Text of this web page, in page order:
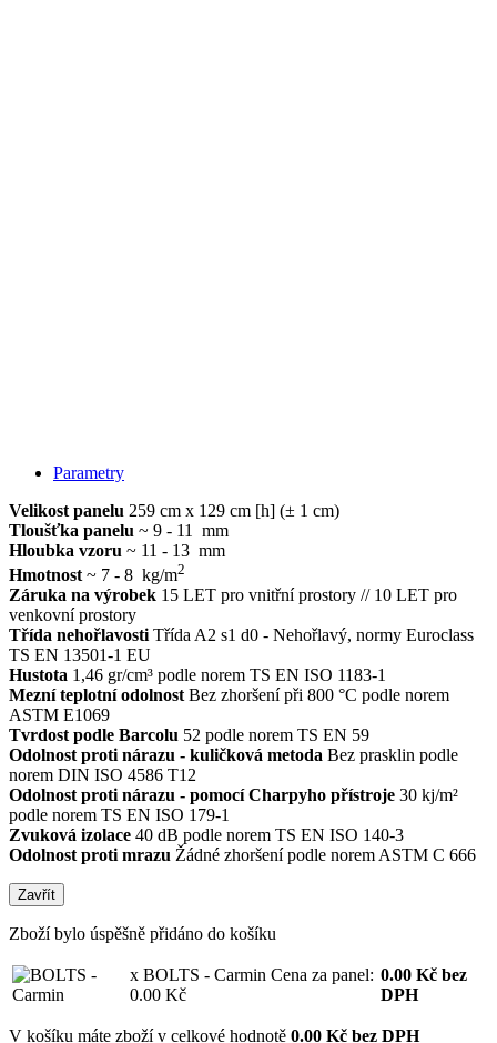
Parametry
Velikost panelu 259 cm x 129 cm [h] (± 1 cm)
Tloušťka panelu ~ 9 - 11 mm
Hloubka vzoru ~ 11 - 13 mm
Hmotnost ~ 7 - 8 kg/m2
Záruka na výrobek 15 LET pro vnitřní prostory // 10 LET pro
venkovní prostory
Třída nehořlavosti Třída A2 s1 d0 - Nehořlavý, normy Euroclass
TS EN 13501-1 EU
Hustota 1,46 gr/cm³ podle norem TS EN ISO 1183-1
Mezní teplotní odolnost Bez zhoršení při 800 °C podle norem
ASTM E1069
Tvrdost podle Barcolu 52 podle norem TS EN 59
Odolnost proti nárazu - kuličková metoda Bez prasklin podle
norem DIN ISO 4586 T12
Odolnost proti nárazu - pomocí Charpyho přístroje 30 kj/m²
podle norem TS EN ISO 179-1
Zvuková izolace 40 dB podle norem TS EN ISO 140-3
Odolnost proti mrazu Žádné zhoršení podle norem ASTM C 666
Zavřít
Zboží bylo úspěšně přidáno do košíku
x BOLTS - Carmin Cena za panel:
0.00 Kč
0.00 Kč bez
DPH
V košíku máte zboží v celkové hodnotě 0.00 Kč bez DPH